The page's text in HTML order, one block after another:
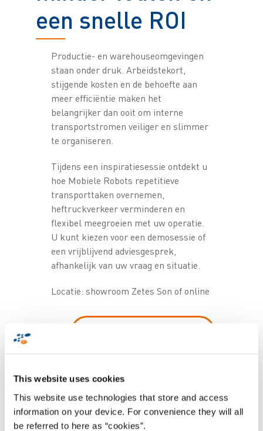
This website uses cookies
This website use technologies that store and access
information on your device. For convenience they will all
be referred to here as “cookies”.
een snelle ROI
Productie- en warehouseomgevingen
staan onder druk. Arbeidstekort,
stijgende kosten en de behoefte aan
meer efficiëntie maken het
belangrijker dan ooit om interne
transportstromen veiliger en slimmer
te organiseren.
Tijdens een inspiratiesessie ontdekt u
hoe Mobiele Robots repetitieve
transporttaken overnemen,
heftruckverkeer verminderen en
flexibel meegroeien met uw operatie.
U kunt kiezen voor een demosessie of
een vrijblijvend adviesgesprek,
afhankelijk van uw vraag en situatie.
Locatie: showroom Zetes Son of online
Waarom deelnemen?